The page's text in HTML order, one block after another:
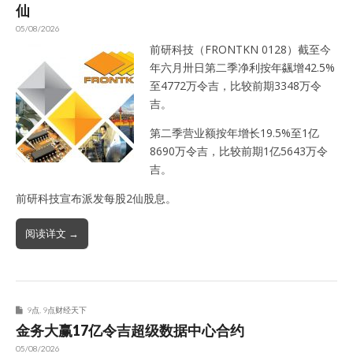
仙
05/08/2026
前研科技（FRONTKN 0128）截至今
年六月卅日第二季净利按年飊增42.5%
至4772万令吉，比较前期3348万令
吉。
第二季营业额按年增长19.5%至1亿
8690万令吉，比较前期1亿5643万令
吉。
前研科技宣布派发每股2仙股息。
阅读详文 →
9点 9点财经天下
金务大赢17亿令吉超级数据中心合约
05/08/2026